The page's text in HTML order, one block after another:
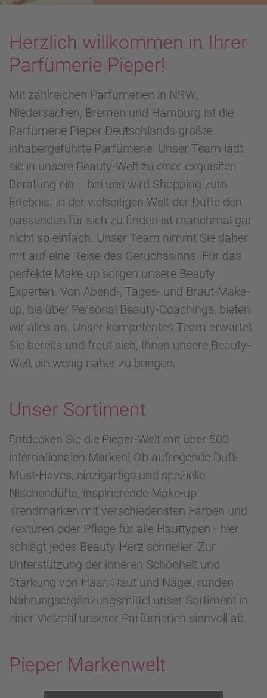
Herzlich willkommen in Ihrer
Parfümerie Pieper!
Mit zahlreichen Parfümerien in NRW,
Niedersachen, Bremen und Hamburg ist die
Parfümerie Pieper Deutschlands größte
inhabergeführte Parfümerie. Unser Team lädt
sie in unsere Beauty-Welt zu einer exquisiten
Beratung ein – bei uns wird Shopping zum
Erlebnis. In der vielseitigen Welt der Düfte den
passenden für sich zu finden ist manchmal gar
nicht so einfach. Unser Team nimmt Sie daher
mit auf eine Reise des Geruchssinns. Für das
perfekte Make-up sorgen unsere Beauty-
Experten. Von Abend-, Tages- und Braut-Make-
up, bis über Personal Beauty-Coachings, bieten
wir alles an. Unser kompetentes Team erwartet
Sie bereits und freut sich, Ihnen unsere Beauty-
Welt ein wenig näher zu bringen.
Unser Sortiment
Entdecken Sie die Pieper-Welt mit über 500
internationalen Marken! Ob aufregende Duft-
Must-Haves, einzigartige und spezielle
Nischendüfte, inspirierende Make-up
Trendmarken mit verschiedensten Farben und
Texturen oder Pflege für alle Hauttypen - hier
schlägt jedes Beauty-Herz schneller. Zur
Unterstützung der inneren Schönheit und
Stärkung von Haar, Haut und Nägel, runden
Nahrungsergänzungsmittel unser Sortiment in
einer Vielzahl unserer Parfümerien sinnvoll ab.
Pieper Markenwelt